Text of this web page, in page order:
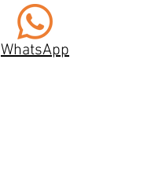
WhatsApp